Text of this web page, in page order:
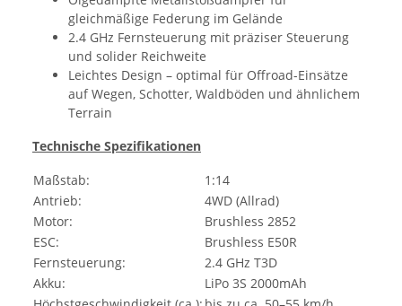
gleichmäßige Federung im Gelände
2.4 GHz Fernsteuerung mit präziser Steuerung
und solider Reichweite
Leichtes Design – optimal für Offroad-Einsätze
auf Wegen, Schotter, Waldböden und ähnlichem
Terrain
Technische Spezifikationen
Maßstab:
1:14
Antrieb:
4WD (Allrad)
Motor:
Brushless 2852
ESC:
Brushless E50R
Fernsteuerung:
2.4 GHz T3D
Akku:
LiPo 3S 2000mAh